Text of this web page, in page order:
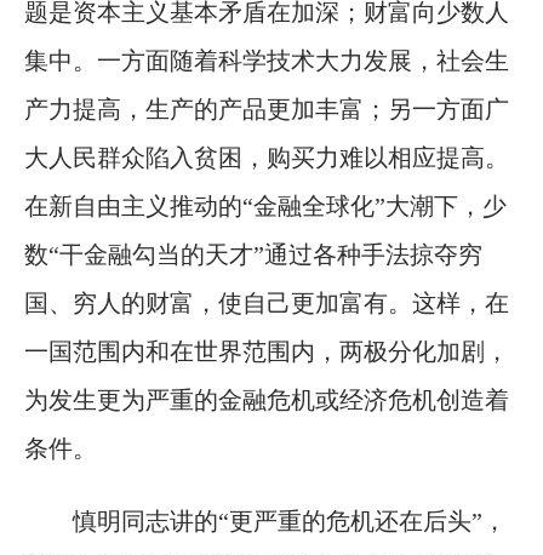
题是资本主义基本矛盾在加深；财富向少数人
集中。一方面随着科学技术大力发展，社会生
产力提高，生产的产品更加丰富；另一方面广
大人民群众陷入贫困，购买力难以相应提高。
在新自由主义推动的“金融全球化”大潮下，少
数“干金融勾当的天才”通过各种手法掠夺穷
国、穷人的财富，使自己更加富有。这样，在
一国范围内和在世界范围内，两极分化加剧，
为发生更为严重的金融危机或经济危机创造着
条件。
慎明同志讲的“更严重的危机还在后头”，